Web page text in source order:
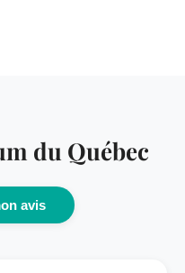
du Québec
avis